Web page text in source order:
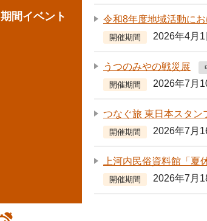
期間イベント 令和8年度地域活動に
開催期間
2026年4月
うつのみやの戦災展
開催期間
2026年7月
つなぐ旅 東日本スタン
開催期間
2026年7月
上河内民俗資料館「夏
開催期間
2026年7月